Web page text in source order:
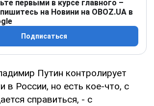
первыми в курсе главного –
на Новини на OBOZ.UA в
Подписаться
Путин контролирует
в России, но есть кое-что, с
справиться, - с